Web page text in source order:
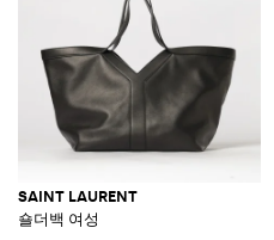
SAINT LAURENT
숄더백 여성